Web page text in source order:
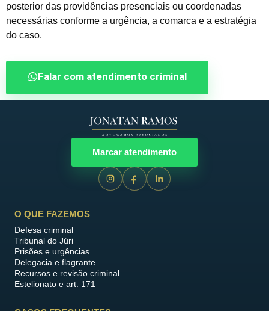
posterior das providências presenciais ou coordenadas
necessárias conforme a urgência, a comarca e a estratégia
do caso.
Falar com atendimento criminal
Marcar atendimento
O QUE FAZEMOS
Defesa criminal
Tribunal do Júri
Prisões e urgências
Delegacia e flagrante
Recursos e revisão criminal
Estelionato e art. 171